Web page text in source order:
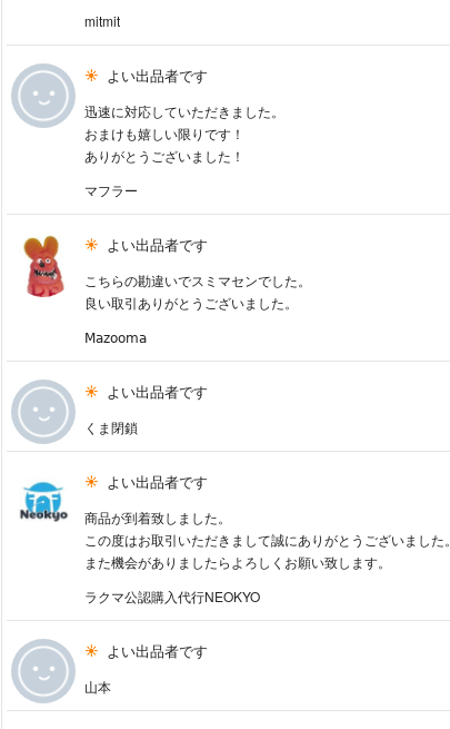
mitmit
よい出品者です
迅速に対応していただきました。
おまけも嬉しい限りです！
ありがとうございました！
マフラー
よい出品者です
こちらの勘違いでスミマセンでした。
良い取引ありがとうございました。
𝖬𝖺𝗓𝗈𝗈𝗆𝖺
よい出品者です
くま閉鎖
よい出品者です
商品が到着致しました。
この度はお取引いただきまして誠にありがとうございました。
また機会がありましたらよろしくお願い致します。
ラクマ公認購入代行NEOKYO
よい出品者です
山本